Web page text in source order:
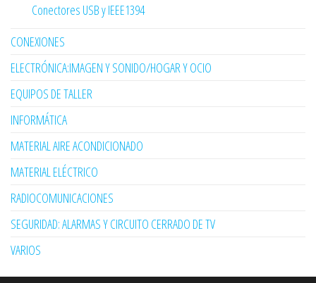
Conectores USB y IEEE1394
CONEXIONES
ELECTRÓNICA:IMAGEN Y SONIDO/HOGAR Y OCIO
EQUIPOS DE TALLER
INFORMÁTICA
MATERIAL AIRE ACONDICIONADO
MATERIAL ELÉCTRICO
RADIOCOMUNICACIONES
SEGURIDAD: ALARMAS Y CIRCUITO CERRADO DE TV
VARIOS